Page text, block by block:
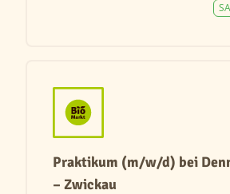
Praktikum (m/w/d) bei
– Zwickau